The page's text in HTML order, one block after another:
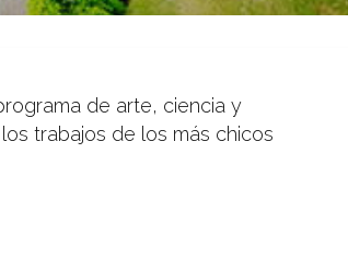
de arte, ciencia y
trabajos de los más chicos